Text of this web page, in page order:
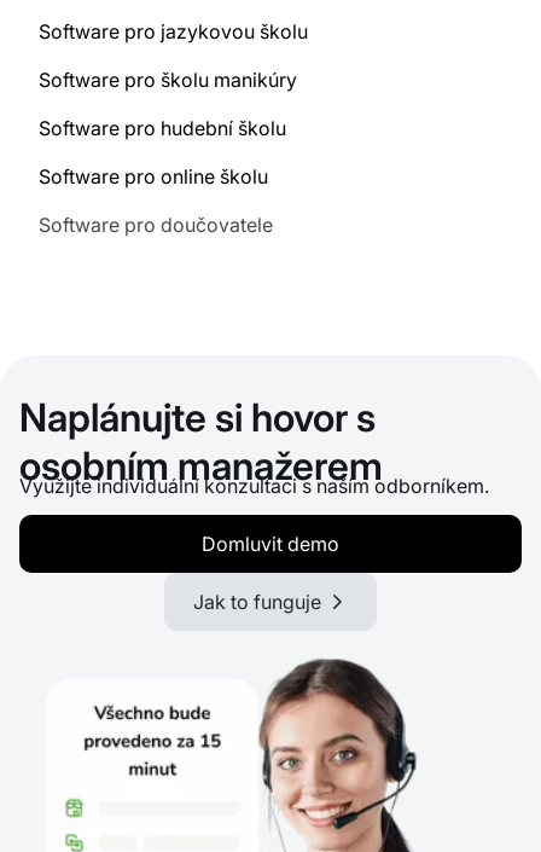
Software pro jazykovou školu
Software pro školu manikúry
Software pro hudební školu
Software pro online školu
Software pro doučovatele
Naplánujte si hovor s
osobním manažerem
Využijte individuální konzultaci s naším odborníkem.
Domluvit demo
Jak to funguje